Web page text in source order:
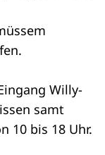
Willy-
samt
10 bis 18 Uhr.